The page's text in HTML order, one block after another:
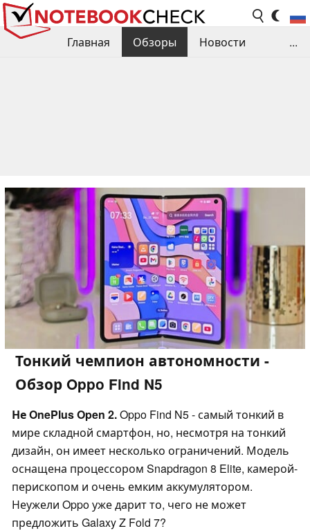
Главная Обзоры
Новости
...
Тонкий чемпион автономности -
Обзор Oppo Find N5
Не OnePlus Open 2.Oppo Find N5 - самый тонкий в
мире складной смартфон, но, несмотря на тонкий
дизайн, он имеет несколько ограничений. Модель
оснащена процессором Snapdragon 8 Elite, камерой-
перископом и очень емким аккумулятором.
Неужели Oppo уже дарит то, чего не может
предложить Galaxy Z Fold 7?